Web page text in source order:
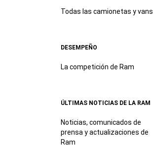
Todas las camionetas y vans
DESEMPEÑO
La competición de Ram
ÚLTIMAS NOTICIAS DE LA RAM
Noticias, comunicados de
prensa y actualizaciones de
Ram